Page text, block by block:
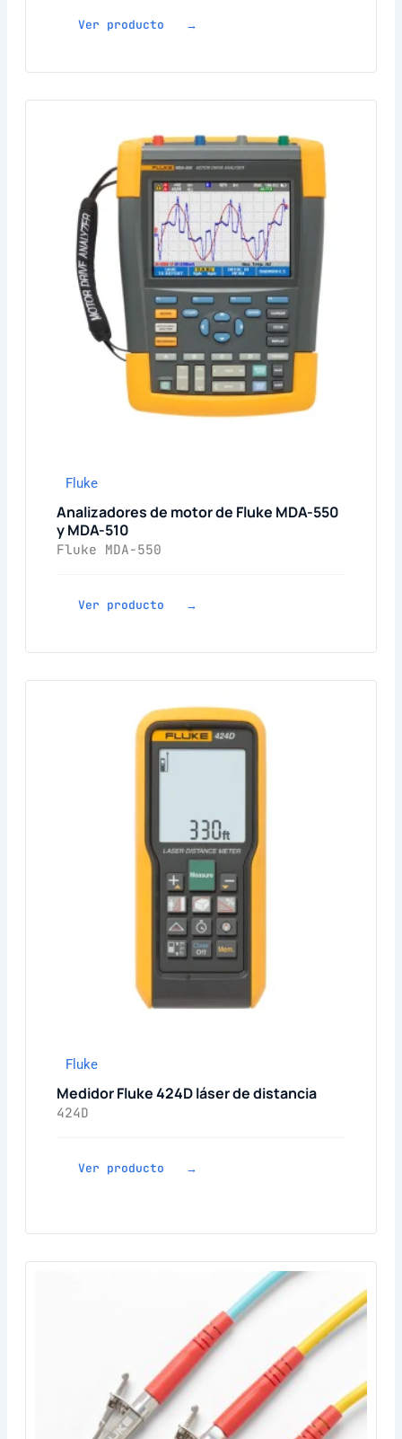
Ver producto →
Fluke
Analizadores de motor de Fluke MDA-550
y MDA-510
Fluke MDA-550
Ver producto →
Fluke
Medidor Fluke 424D láser de distancia
424D
Ver producto →